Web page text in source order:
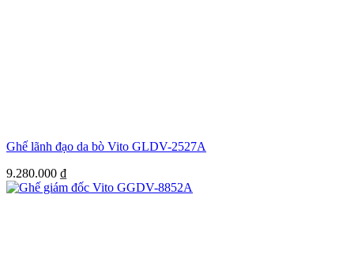
Ghế lãnh đạo da bò Vito GLDV-2527A
9.280.000 ₫